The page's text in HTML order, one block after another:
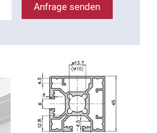
Anfrage senden